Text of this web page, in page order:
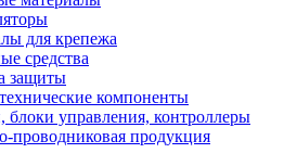
для крепежа
средства
защиты
компоненты
блоки управления, контроллеры
проводниковая продукция